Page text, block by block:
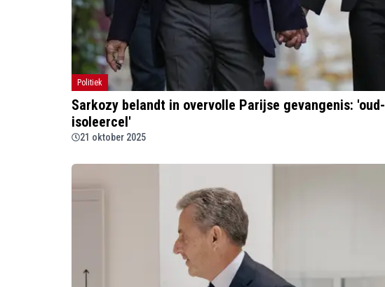
Politiek
Sarkozy belandt in overvolle Parijse gevangenis:
isoleercel'
21 oktober 2025